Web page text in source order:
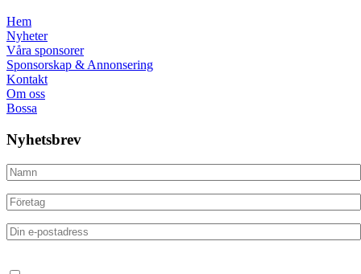
Hem
Nyheter
Våra sponsorer
Sponsorskap & Annonsering
Kontakt
Om oss
Bossa
Nyhetsbrev